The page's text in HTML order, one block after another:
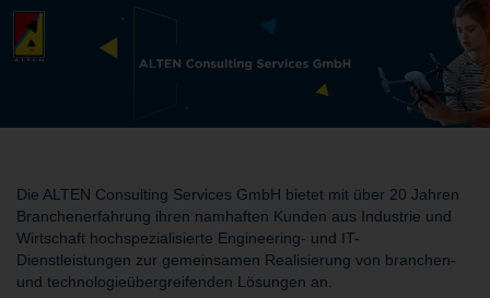
Die ALTEN Consulting Services GmbH bietet mit über 20 Jahren
Branchenerfahrung ihren namhaften Kunden aus Industrie und
Wirtschaft hochspezialisierte Engineering- und IT-
Dienstleistungen zur gemeinsamen Realisierung von branchen-
und technologieübergreifenden Lösungen an.